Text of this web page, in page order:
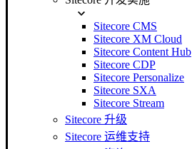
Sitecore CMS
Sitecore XM Cloud
Sitecore Content Hub
Sitecore CDP
Sitecore Personalize
Sitecore SXA
Sitecore Stream
Sitecore 升级
Sitecore 运维支持